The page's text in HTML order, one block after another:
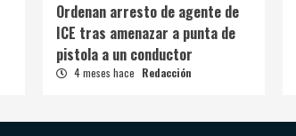
Ordenan arresto de agente de
ICE tras amenazar a punta de
pistola a un conductor
4 meses hace Redacción